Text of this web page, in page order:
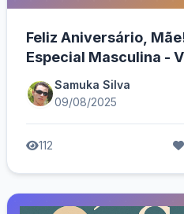
Feliz Aniversário,
Especial Masculina -
Samuka Silva
09/08/2025
112